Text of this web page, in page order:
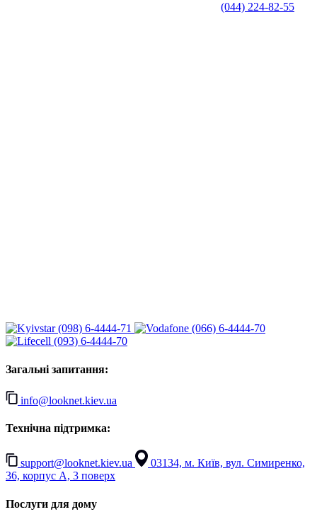
(044) 224-82-55
(098) 6-4444-71
(066) 6-4444-70
(093) 6-4444-70
Загальні запитання:
info@looknet.kiev.ua
Технічна підтримка:
support@looknet.kiev.ua
03134, м. Київ, вул. Симиренко,
36, корпус А, 3 поверх
Послуги для дому